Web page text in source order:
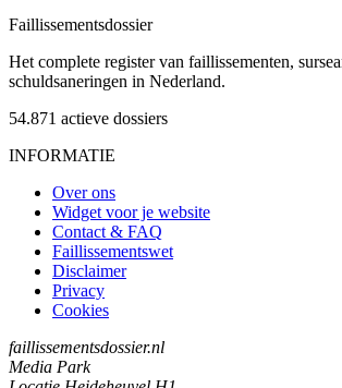
Faillissementsdossier
Het complete register van faillissementen,
schuldsaneringen in Nederland.
54.871 actieve dossiers
INFORMATIE
Over ons
Widget voor je website
Contact & FAQ
Faillissementswet
Disclaimer
Privacy
Cookies
faillissementsdossier.nl
Media Park